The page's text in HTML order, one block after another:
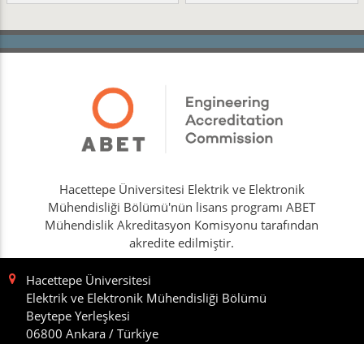
Hacettepe Üniversitesi Elektrik ve Elektronik
Mühendisliği Bölümü'nün lisans programı ABET
Mühendislik Akreditasyon Komisyonu tarafından
akredite edilmiştir.
Hacettepe Üniversitesi
Elektrik ve Elektronik Mühendisliği Bölümü
Beytepe Yerleşkesi
06800 Ankara / Türkiye